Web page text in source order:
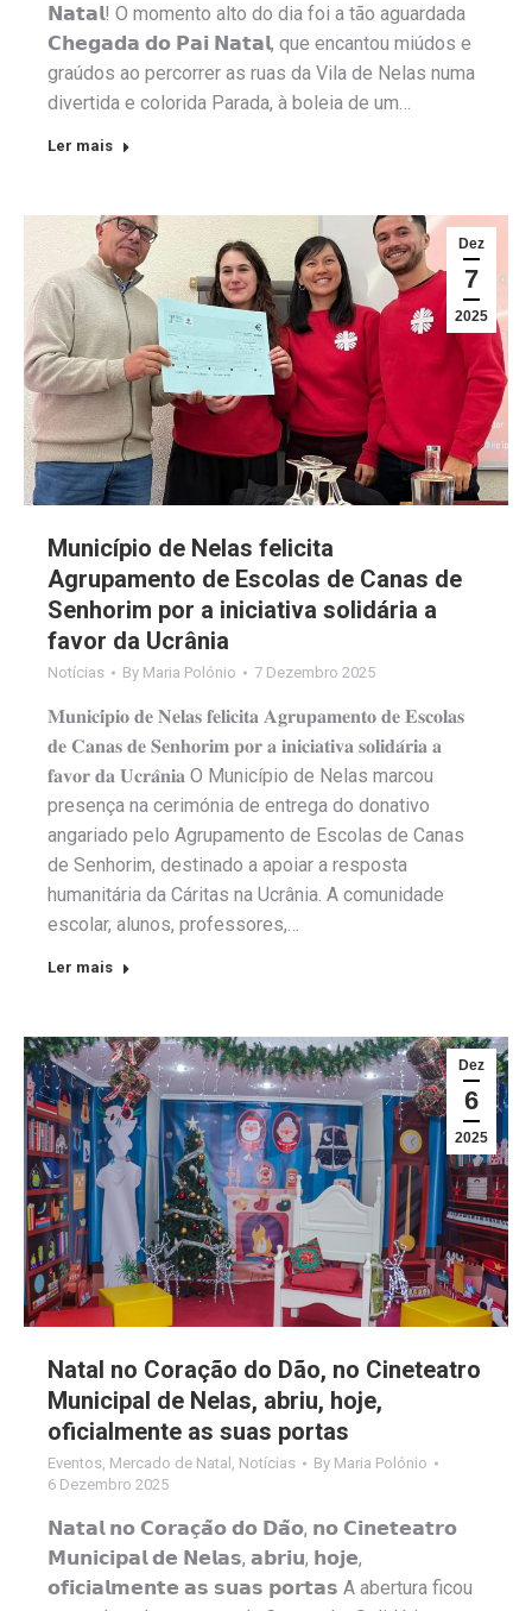
𝗡𝗮𝘁𝗮𝗹! O momento alto do dia foi a tão aguardada
𝗖𝗵𝗲𝗴𝗮𝗱𝗮 𝗱𝗼 𝗣𝗮𝗶 𝗡𝗮𝘁𝗮𝗹, que encantou miúdos e
graúdos ao percorrer as ruas da Vila de Nelas numa
divertida e colorida Parada, à boleia de um…
Ler mais
Dez
7
2025
Município de Nelas felicita
Agrupamento de Escolas de Canas de
Senhorim por a iniciativa solidária a
favor da Ucrânia
Notícias By Maria Polónio 7 Dezembro 2025
𝐌𝐮𝐧𝐢𝐜𝐢́𝐩𝐢𝐨 𝐝𝐞 𝐍𝐞𝐥𝐚𝐬 𝐟𝐞𝐥𝐢𝐜𝐢𝐭𝐚 𝐀𝐠𝐫𝐮𝐩𝐚𝐦𝐞𝐧𝐭𝐨 𝐝𝐞 𝐄𝐬𝐜𝐨𝐥𝐚𝐬
𝐝𝐞 𝐂𝐚𝐧𝐚𝐬 𝐝𝐞 𝐒𝐞𝐧𝐡𝐨𝐫𝐢𝐦 𝐩𝐨𝐫 𝐚 𝐢𝐧𝐢𝐜𝐢𝐚𝐭𝐢𝐯𝐚 𝐬𝐨𝐥𝐢𝐝𝐚́𝐫𝐢𝐚 𝐚
𝐟𝐚𝐯𝐨𝐫 𝐝𝐚 𝐔𝐜𝐫𝐚̂𝐧𝐢𝐚 O Município de Nelas marcou
presença na cerimónia de entrega do donativo
angariado pelo Agrupamento de Escolas de Canas
de Senhorim, destinado a apoiar a resposta
humanitária da Cáritas na Ucrânia. A comunidade
escolar, alunos, professores,…
Ler mais
Dez
6
2025
Natal no Coração do Dão, no Cineteatro
Municipal de Nelas, abriu, hoje,
oficialmente as suas portas
Eventos, Mercado de Natal , Notícias By Maria Polónio
6 Dezembro 2025
𝗡𝗮𝘁𝗮𝗹 𝗻𝗼 𝗖𝗼𝗿𝗮𝗰̧𝗮̃𝗼 𝗱𝗼 𝗗𝗮̃𝗼, 𝗻𝗼 𝗖𝗶𝗻𝗲𝘁𝗲𝗮𝘁𝗿𝗼
𝗠𝘂𝗻𝗶𝗰𝗶𝗽𝗮𝗹 𝗱𝗲 𝗡𝗲𝗹𝗮𝘀, 𝗮𝗯𝗿𝗶𝘂, 𝗵𝗼𝗷𝗲,
𝗼𝗳𝗶𝗰𝗶𝗮𝗹𝗺𝗲𝗻𝘁𝗲 𝗮𝘀 𝘀𝘂𝗮𝘀 𝗽𝗼𝗿𝘁𝗮𝘀 A abertura ficou